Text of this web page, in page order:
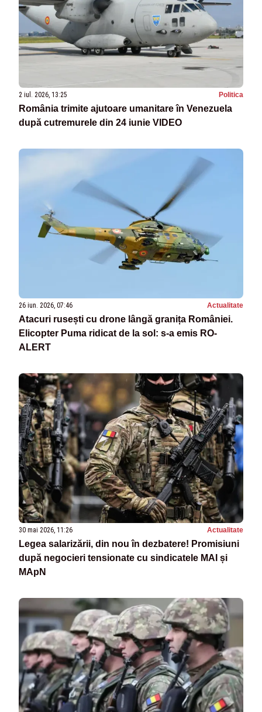
2 iul. 2026, 13:25 Politica
România trimite ajutoare umanitare în Venezuela
după cutremurele din 24 iunie VIDEO
26 iun. 2026, 07:46 Actualitate
Atacuri rusești cu drone lângă granița României.
Elicopter Puma ridicat de la sol: s-a emis RO-
ALERT
30 mai 2026, 11:26 Actualitate
Legea salarizării, din nou în dezbatere! Promisiuni
după negocieri tensionate cu sindicatele MAI și
MApN